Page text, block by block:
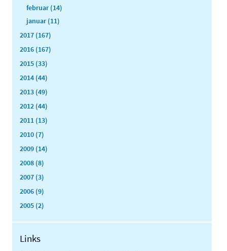
februar (14)
januar (11)
2017 (167)
2016 (167)
2015 (33)
2014 (44)
2013 (49)
2012 (44)
2011 (13)
2010 (7)
2009 (14)
2008 (8)
2007 (3)
2006 (9)
2005 (2)
Links